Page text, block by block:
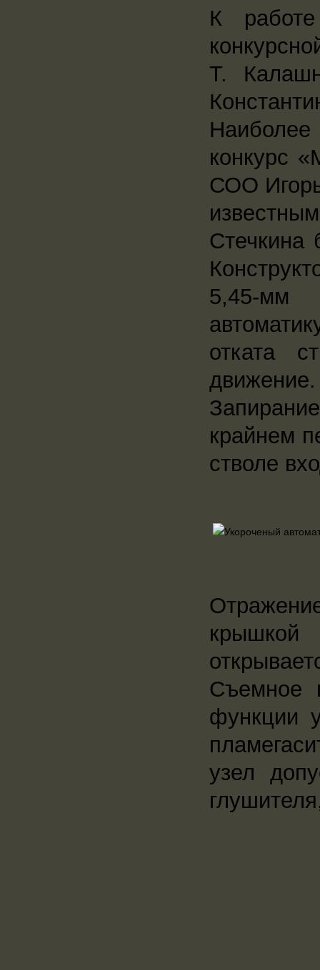
К
Т.
конкурс
СОО
Стечкина
5,45-мм
отката
крайнем
стволе
крышкой
Съемное
функции
узел